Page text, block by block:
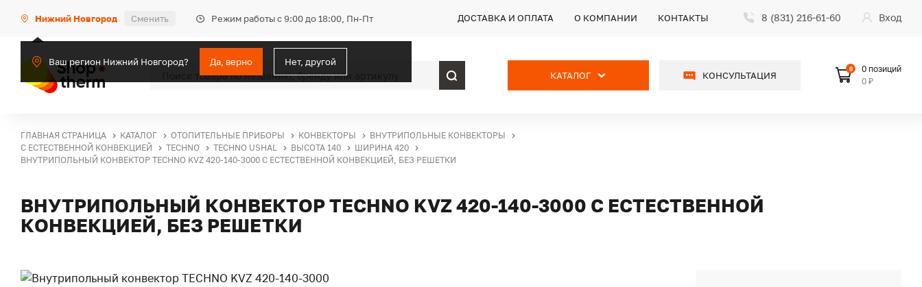
Нижний Новгород Сменить Режим работы с 9:00 до 18:00, Пн-Пт
Ваш регион Нижний Новгород? Да, верно Нет, другой
ДОСТАВКА И ОПЛАТА О КОМПАНИИ КОНТАКТЫ 8 (831) 216-61-60 Вход
КАТАЛОГ КОНСУЛЬТАЦИЯ
0
0 позиций
0 ₽
ГЛАВНАЯ СТРАНИЦА КАТАЛОГ ОТОПИТЕЛЬНЫЕ ПРИБОРЫ КОНВЕКТОРЫ
ВНУТРИПОЛЬНЫЕ КОНВЕКТОРЫ
С ЕСТЕСТВЕННОЙ КОНВЕКЦИЕЙ
TECHNO TECHNO USHAL ВЫСОТА 140
ШИРИНА 420
ВНУТРИПОЛЬНЫЙ КОНВЕКТОР TECHNO KVZ 420-140-3000 С ЕСТЕСТВЕННОЙ КОНВЕКЦИЕЙ, БЕЗ РЕШЕТКИ
ВНУТРИПОЛЬНЫЙ КОНВЕКТОР TECHNO KVZ 420-140-3000 С ЕСТЕСТВЕННОЙ
КОНВЕКЦИЕЙ, БЕЗ РЕШЕТКИ